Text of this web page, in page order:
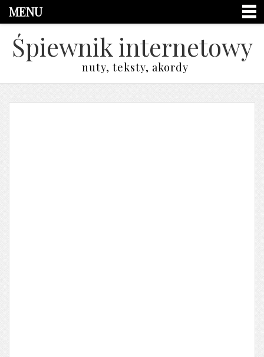
MENU
Śpiewnik internetowy
nuty, teksty, akordy